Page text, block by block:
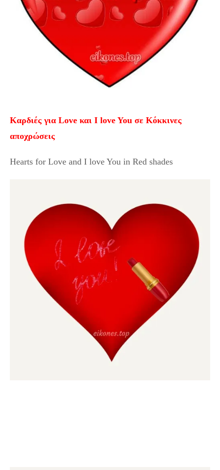
Καρδιές για Love και I love You σε Κόκκινες
αποχρώσεις
Hearts for Love and I love You in Red shades